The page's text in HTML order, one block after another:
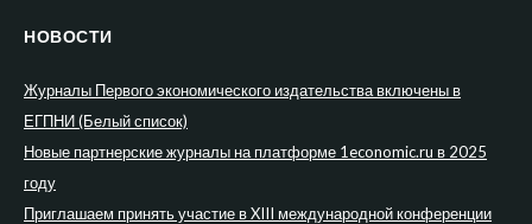
НОВОСТИ
Журналы Первого экономического издательства включены в
ЕГПНИ (Белый список)
Новые партнерские журналы на платформе 1economic.ru в 2025
году
Приглашаем принять участие в XIII международной конференции